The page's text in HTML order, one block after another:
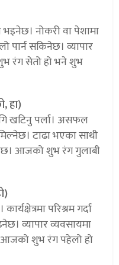
नोकरी वा पेशामा
पार्न सकिनेछ। व्यापार
रंग सेतो हो भने शुभ
हा)
खटिनु पर्ला। असफल
टाढा भएका साथी
आजको शुभ रंग गुलाबी
परिश्रम गर्दा
व्यापार व्यवसायमा
आजको शुभ रंग पहेलो हो